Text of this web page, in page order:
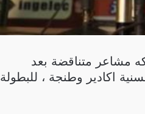
مشاعر متناقضة بعد
(2-1)،في مباراة حسنية اكادير وطنجة ، للبطولة